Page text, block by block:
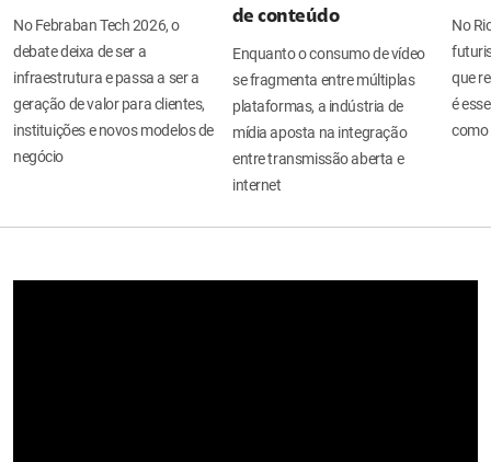
No Febraban Tech 2026, o
debate deixa de ser a
infraestrutura e passa a ser a
geração de valor para clientes,
instituições e novos modelos de
negócio
de conteúdo
Enquanto o consumo de vídeo
se fragmenta entre múltiplas
plataformas, a indústria de
mídia aposta na integração
entre transmissão aberta e
internet
No
que
é
como